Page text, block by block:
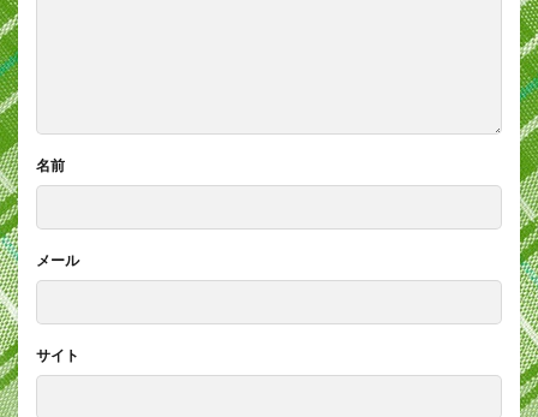
名前
メール
サイト